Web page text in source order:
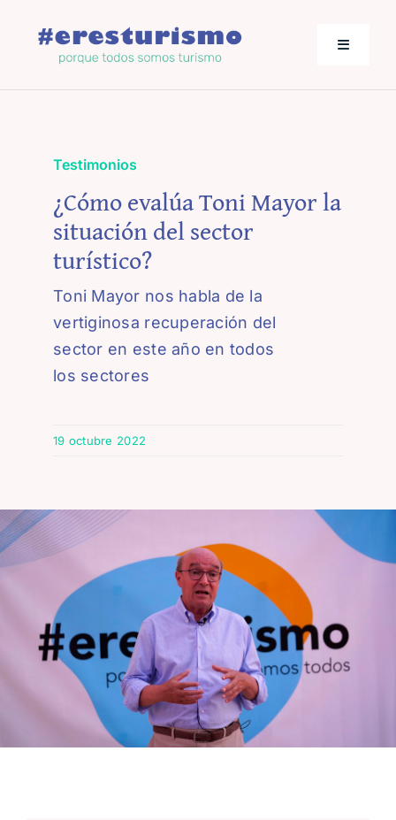
contenido
Toggle
Los empresarios hablan
Jornadas de Turismo
Testimonios
¿Cómo evalúa Toni Mayor la
situación del sector
turístico?
Toni Mayor nos habla de la
vertiginosa recuperación del
sector en este año en todos
los sectores
19 octubre 2022